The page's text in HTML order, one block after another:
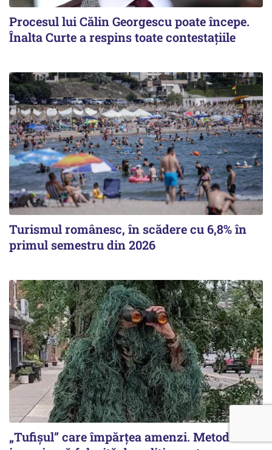
Procesul lui Călin Georgescu poate începe.
Înalta Curte a respins toate contestațiile
Turismul românesc, în scădere cu 6,8% în
primul semestru din 2026
„Tufișul” care împărțea amenzi. Metoda